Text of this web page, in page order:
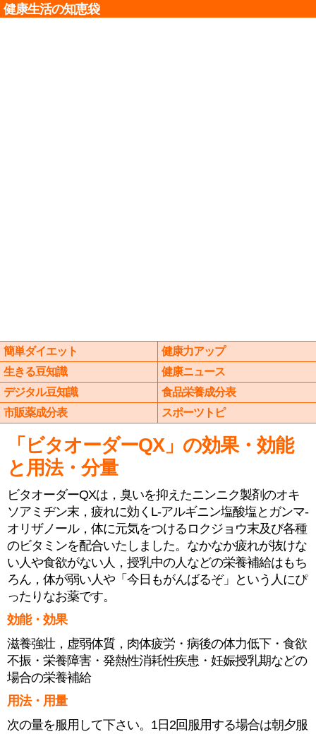
健康生活の知恵袋
簡単ダイエット
健康力アップ
生きる豆知識
健康ニュース
デジタル豆知識
食品栄養成分表
市販薬成分表
スポーツトピ
「ビタオーダーQX」の効果・効能
と用法・分量
ビタオーダーQXは，臭いを抑えたニンニク製剤のオキ
ソアミヂン末，疲れに効くL-アルギニン塩酸塩とガンマ-
オリザノール，体に元気をつけるロクジョウ末及び各種
のビタミンを配合いたしました。なかなか疲れが抜けな
い人や食欲がない人，授乳中の人などの栄養補給はもち
ろん，体が弱い人や「今日もがんばるぞ」という人にぴ
ったりなお薬です。
効能・効果
滋養強壮，虚弱体質，肉体疲労・病後の体力低下・食欲
不振・栄養障害・発熱性消耗性疾患・妊娠授乳期などの
場合の栄養補給
用法・用量
次の量を服用して下さい。1日2回服用する場合は朝夕服